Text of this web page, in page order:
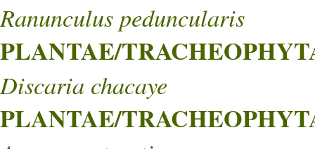
Ranunculus peduncularis
PLANTAE/
Discaria chacaye
PLANTAE/